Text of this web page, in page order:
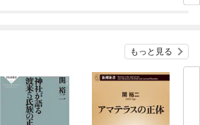
今
もっと見る